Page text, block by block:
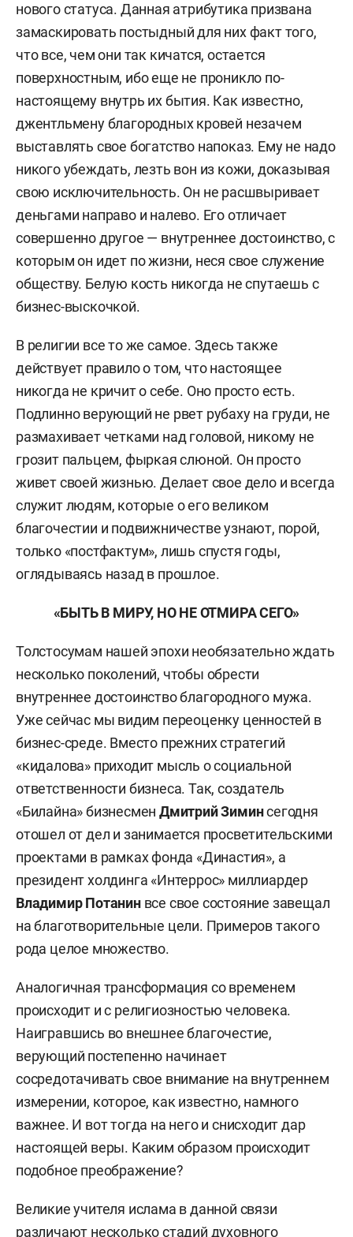
нового статуса. Данная атрибутика призвана
замаскировать постыдный для них факт того,
что все, чем они так кичатся, остается
поверхностным, ибо еще не проникло по-
настоящему внутрь их бытия. Как известно,
джентльмену благородных кровей незачем
выставлять свое богатство напоказ. Ему не надо
никого убеждать, лезть вон из кожи, доказывая
свою исключительность. Он не расшвыривает
деньгами направо и налево. Его отличает
совершенно другое — внутреннее достоинство, с
которым он идет по жизни, неся свое служение
обществу. Белую кость никогда не спутаешь с
бизнес-выскочкой.
В религии все то же самое. Здесь также
действует правило о том, что настоящее
никогда не кричит о себе. Оно просто есть.
Подлинно верующий не рвет рубаху на груди, не
размахивает четками над головой, никому не
грозит пальцем, фыркая слюной. Он просто
живет своей жизнью. Делает свое дело и всегда
служит людям, которые о его великом
благочестии и подвижничестве узнают, порой,
только «постфактум», лишь спустя годы,
оглядываясь назад в прошлое.
«БЫТЬ В МИРУ, НО НЕ ОТМИРА СЕГО»
Толстосумам нашей эпохи необязательно ждать
несколько поколений, чтобы обрести
внутреннее достоинство благородного мужа.
Уже сейчас мы видим переоценку ценностей в
бизнес-среде. Вместо прежних стратегий
«кидалова» приходит мысль о социальной
ответственности бизнеса. Так, создатель
«Билайна» бизнесменДмитрий Зиминсегодня
отошел от дел и занимается просветительскими
проектами в рамках фонда «Династия», а
президент холдинга «Интеррос» миллиардер
Владимир Потанинвсе свое состояние завещал
на благотворительные цели. Примеров такого
рода целое множество.
Аналогичная трансформация со временем
происходит и с религиозностью человека.
Наигравшись во внешнее благочестие,
верующий постепенно начинает
сосредотачивать свое внимание на внутреннем
измерении, которое, как известно, намного
важнее. И вот тогда на него и снисходит дар
настоящей веры. Каким образом происходит
подобное преображение?
Великие учителя ислама в данной связи
различают несколько стадий духовного